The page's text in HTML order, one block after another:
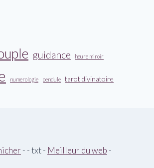
guidance heure miroir
numerologie pendule tarot divinatoire
- - txt - Meilleur du web -